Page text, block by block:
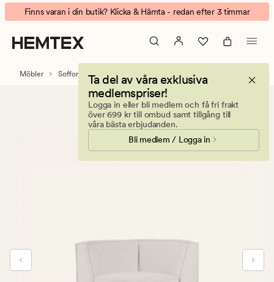
Isa
modulhörn
natur
Animerad
banner.
Klicka
på
Finns varan i din butik? Klicka & Hämta - redan efter 3 timmar
Ta del av våra exklusiva
medlemspriser!
Logga in eller bli medlem och få fri frakt
över 699 kr till ombud samt tillgång till
våra bästa erbjudanden.
Bli medlem / Logga in
Möbler Soffor Modulsoffor Modulsoffa Isa